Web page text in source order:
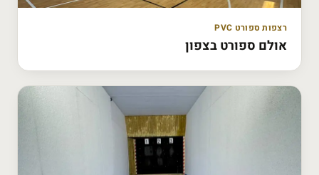
רצפות ספורט PVC
אולם ספורט בצפון